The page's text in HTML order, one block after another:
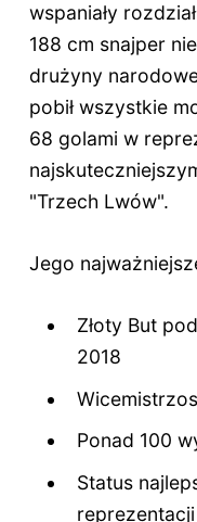
wspaniały
188 cm snajper
drużyny
pobił wszystkie
68 golami w
"Trzech Lwów".
Jego
Złoty But
2018
Ponad 100
Status
reprezentacji